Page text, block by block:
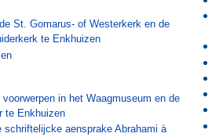
St. Gomarus- of Westerkerk en de
te Enkhuizen
in het Waagmuseum en de
te Enkhuizen
schriftelĳcke aensprake Abrahami à